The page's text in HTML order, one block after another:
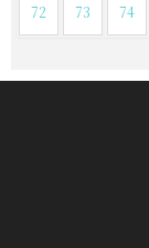
72 73 74